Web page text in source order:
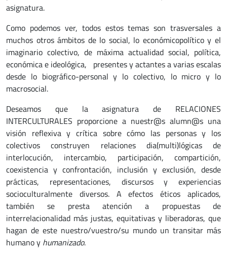
asignatura.
Como podemos ver, todos estos temas son trasversales a
muchos otros ámbitos de lo social, lo económicopolítico y el
imaginario colectivo, de máxima actualidad social, política,
económica e ideológica, presentes y actantes a varias escalas
desde lo biográfico-personal y lo colectivo, lo micro y lo
macrosocial.
Deseamos que la asignatura de RELACIONES
INTERCULTURALES proporcione a nuestr@s alumn@s una
visión reflexiva y crítica sobre cómo las personas y los
colectivos construyen relaciones dia(multi)lógicas de
interlocución, intercambio, participación, compartición,
coexistencia y confrontación, inclusión y exclusión, desde
prácticas, representaciones, discursos y experiencias
socioculturalmente diversos. A efectos éticos aplicados,
también se presta atención a propuestas de
interrelacionalidad más justas, equitativas y liberadoras, que
hagan de este nuestro/vuestro/su mundo un transitar más
humano y humanizado.